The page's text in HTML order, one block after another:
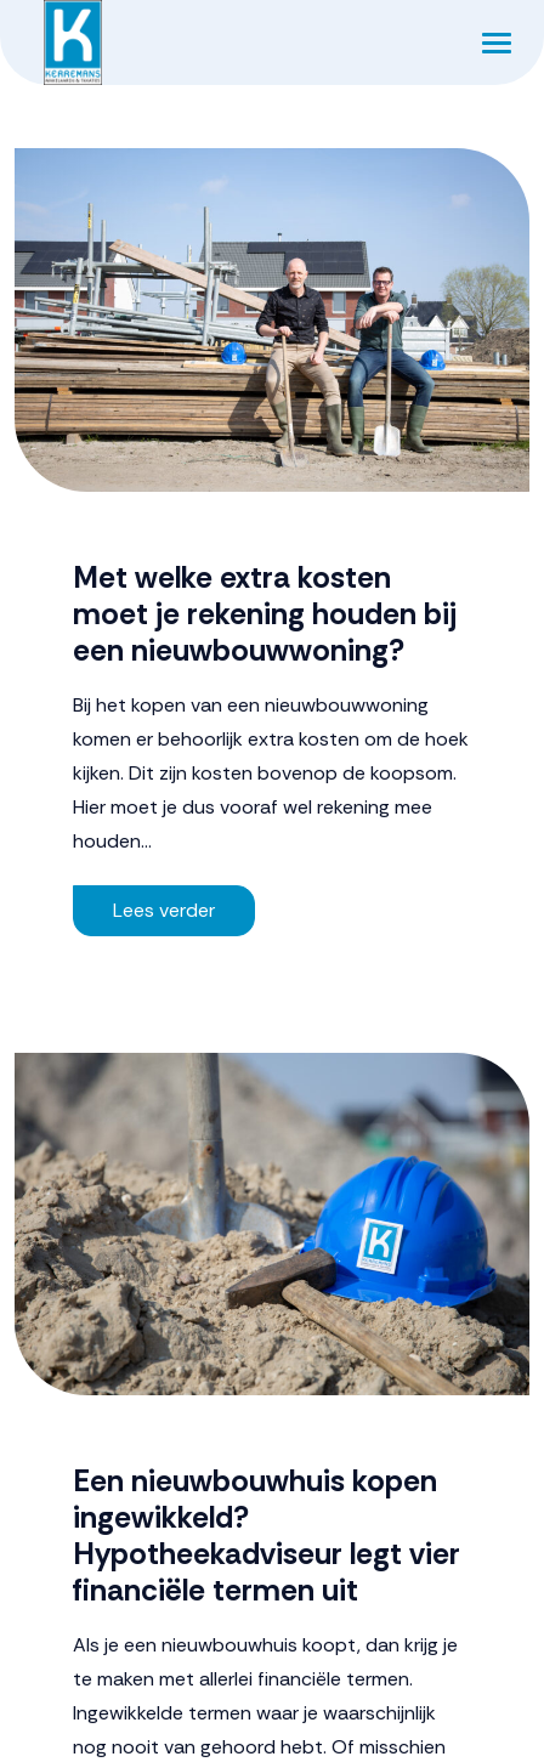
Tag:Financieel
Met welke extra kosten
moet je rekening houden bij
een nieuwbouwwoning?
Bij het kopen van een nieuwbouwwoning
komen er behoorlijk extra kosten om de hoek
kijken. Dit zijn kosten bovenop de koopsom.
Hier moet je dus vooraf wel rekening mee
houden…
Lees verder
Een nieuwbouwhuis kopen
ingewikkeld?
Hypotheekadviseur legt vier
financiële termen uit
Als je een nieuwbouwhuis koopt, dan krijg je
te maken met allerlei financiële termen.
Ingewikkelde termen waar je waarschijnlijk
nog nooit van gehoord hebt. Of misschien